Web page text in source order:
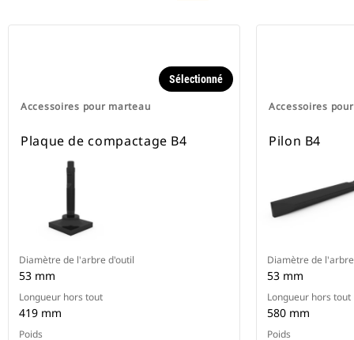
Accessoires pour marteau
Sélectionné
Plaque de compactage B4
Diamètre de l'arbre d'outil
53 mm
Longueur hors tout
419 mm
Poids
Accessoires
Pilon B4
Diamètre de
53 mm
Longueur hors tout
580 mm
Poids